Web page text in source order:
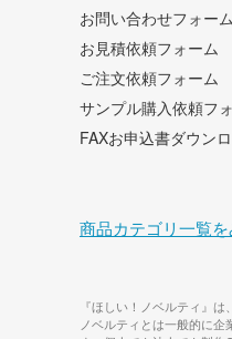
お問い合わせフォーム
お見積依頼フォーム
ご注文依頼フォーム
サンプル購入依頼フ
FAXお申込書ダウン
商品カテゴリ一覧を
『ほしい！ノベルティ』
ノベルティとは一般的に